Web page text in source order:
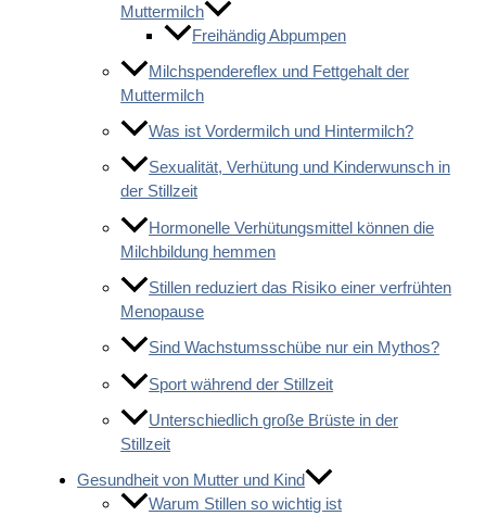
Muttermilch
Freihändig Abpumpen
Milchspendereflex und Fettgehalt der
Muttermilch
Was ist Vordermilch und Hintermilch?
Sexualität, Verhütung und Kinderwunsch in
der Stillzeit
Hormonelle Verhütungsmittel können die
Milchbildung hemmen
Stillen reduziert das Risiko einer verfrühten
Menopause
Sind Wachstumsschübe nur ein Mythos?
Sport während der Stillzeit
Unterschiedlich große Brüste in der
Stillzeit
Gesundheit von Mutter und Kind
Warum Stillen so wichtig ist